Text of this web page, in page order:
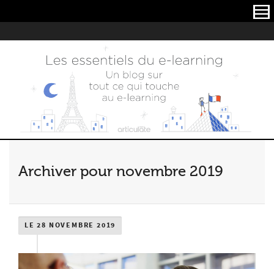
Archiver pour novembre 2019
LE 28 NOVEMBRE 2019